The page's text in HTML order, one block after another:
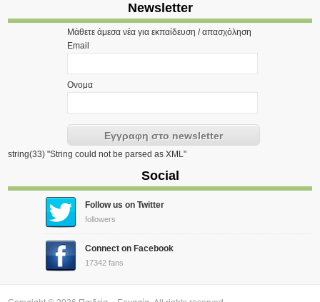
Newsletter
Μάθετε άμεσα νέα για εκπαίδευση / απασχόληση
Email
Ονομα
string(33) "String could not be parsed as XML"
Social
Follow us on Twitter
followers
Connect on Facebook
17342 fans